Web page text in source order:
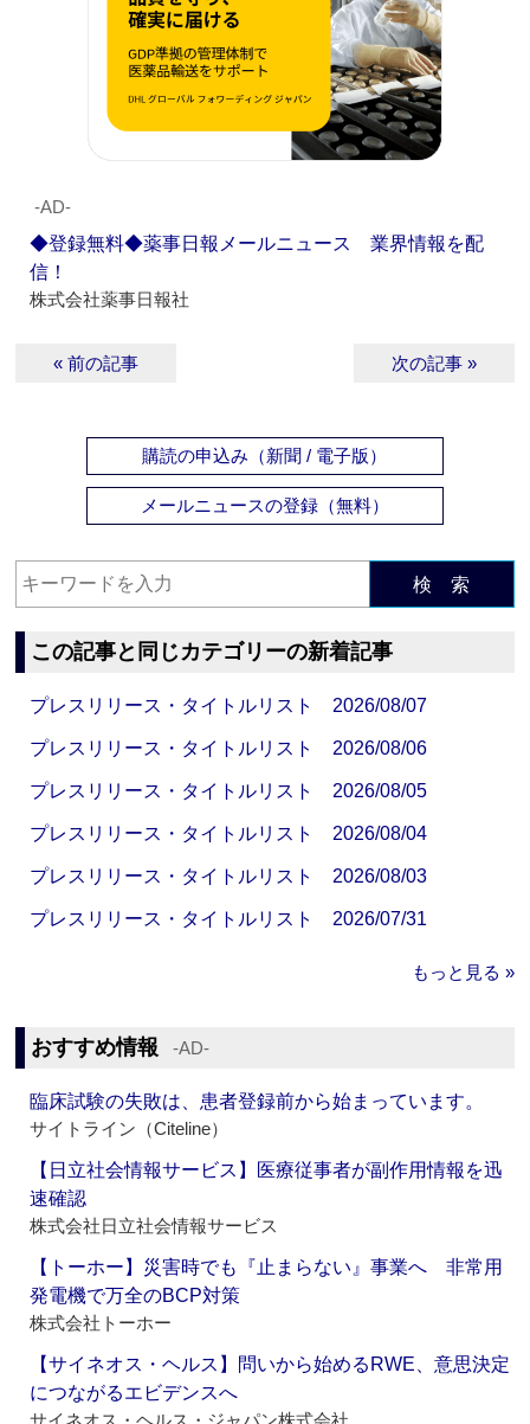
‐AD‐
◆登録無料◆薬事日報メールニュース 業界情報を配
信！
株式会社薬事日報社
« 前の記事 次の記事 »
購読の申込み（新聞 / 電子版）
メールニュースの登録（無料）
検 索
この記事と同じカテゴリーの新着記事
プレスリリース・タイトルリスト 2026/08/07
プレスリリース・タイトルリスト 2026/08/06
プレスリリース・タイトルリスト 2026/08/05
プレスリリース・タイトルリスト 2026/08/04
プレスリリース・タイトルリスト 2026/08/03
プレスリリース・タイトルリスト 2026/07/31
もっと見る »
おすすめ情報 ‐AD‐
臨床試験の失敗は、患者登録前から始まっています。
サイトライン（Citeline）
【日立社会情報サービス】医療従事者が副作用情報を迅
速確認
株式会社日立社会情報サービス
【トーホー】災害時でも『止まらない』事業へ 非常用
発電機で万全のBCP対策
株式会社トーホー
【サイネオス・ヘルス】問いから始めるRWE、意思決定
につながるエビデンスへ